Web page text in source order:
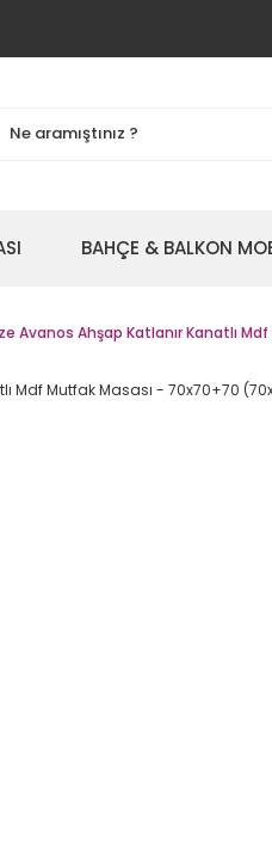
BAHÇE & BALKON
Avanos Ahşap Katlanır Kanatlı